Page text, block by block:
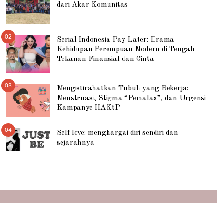
dari Akar Komunitas
02
Serial Indonesia Pay Later: Drama
Kehidupan Perempuan Modern di Tengah
Tekanan Finansial dan Cinta
03
Mengistirahatkan Tubuh yang Bekerja:
Menstruasi, Stigma “Pemalas”, dan Urgensi
Kampanye HAKtP
04
Self love: menghargai diri sendiri dan
sejarahnya